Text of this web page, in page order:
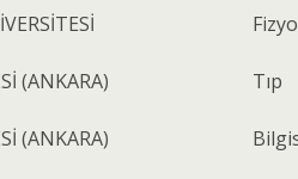
(ANKARA) Tıp
(ANKARA)